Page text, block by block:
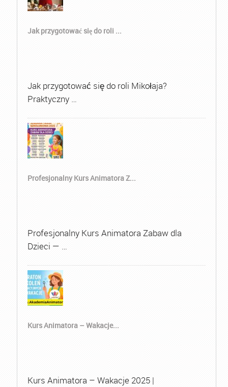
Jak przygotować się do roli ...
Jak przygotować się do roli Mikołaja?
Praktyczny …
Profesjonalny Kurs Animatora Z...
Profesjonalny Kurs Animatora Zabaw dla
Dzieci — …
Kurs Animatora – Wakacje...
Kurs Animatora – Wakacje 2025 |